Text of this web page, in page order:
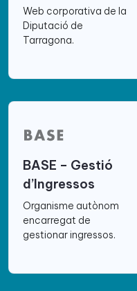
Web corporativa de la
Diputació de
Tarragona.
BASE – Gestió
d’Ingressos
Organisme autònom
encarregat de
gestionar ingressos.